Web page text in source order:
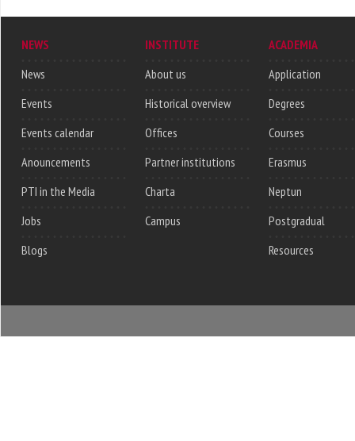
NEWS
News
Events
Events calendar
Anouncements
PTI in the Media
Jobs
Blogs
INSTITUTE
About us
Historical overview
Offices
Partner institutions
Charta
Campus
ACADEMIA
Application
Degrees
Courses
Erasmus
Neptun
Postgradual
Resources